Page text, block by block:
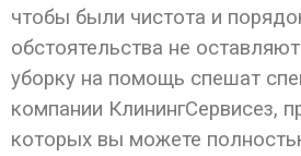
чтобы были чистота и
обстоятельства не
уборку на помощь спешат
компании КлинингСервисез,
которых вы можете